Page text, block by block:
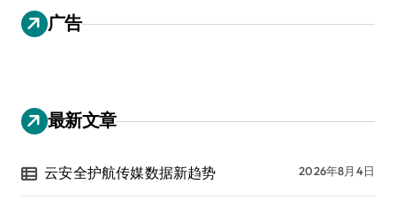
广告
最新文章
云安全护航传媒数据新趋势 2026年8月4日